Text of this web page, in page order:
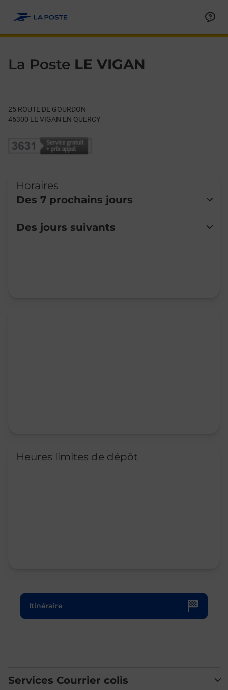
La Poste LE VIGAN
25 ROUTE DE GOURDON
46300 LE VIGAN EN QUERCY
Horaires
Des 7 prochains jours
Lundi
Fermé
Des jours suivants
Heures limites de dépôt
Itinéraire
Le lien s'ouvre dans un nouvel onglet
Services Courrier colis